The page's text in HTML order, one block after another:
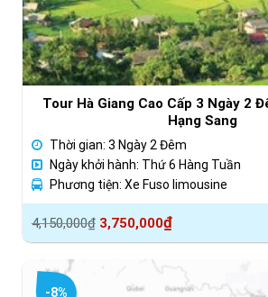
Tour Hà Giang Cao Cấp 3 Ngày 2
Hạng Sang
Thời gian: 3 Ngày 2 Đêm
Ngày khởi hành: Thứ 6 Hàng Tuần
Phương tiện: Xe Fuso limousine
4,150,000₫
Giá
gốc
là:
3,750,000₫
Giá
hiện
tại
-8%